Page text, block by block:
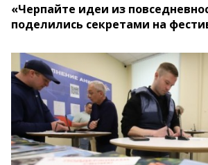
«Черпайте идеи из
поделились секретами на